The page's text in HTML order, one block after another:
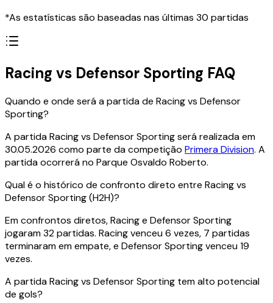
*As estatísticas são baseadas nas últimas 30 partidas
Racing vs Defensor Sporting FAQ
Quando e onde será a partida de Racing vs Defensor
Sporting?
A partida Racing vs Defensor Sporting será realizada em
30.05.2026 como parte da competição Primera Division. A
partida ocorrerá no Parque Osvaldo Roberto.
Qual é o histórico de confronto direto entre Racing vs
Defensor Sporting (H2H)?
Em confrontos diretos, Racing e Defensor Sporting
jogaram 32 partidas. Racing venceu 6 vezes, 7 partidas
terminaram em empate, e Defensor Sporting venceu 19
vezes.
A partida Racing vs Defensor Sporting tem alto potencial
de gols?